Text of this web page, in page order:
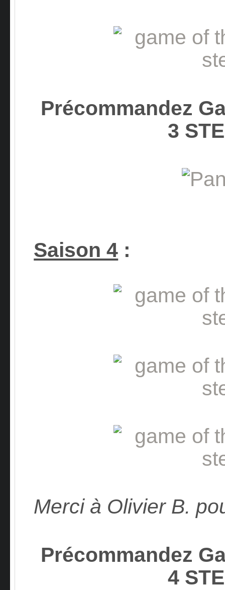
Précommandez
3
Saison 4 :
Merci à Olivier B.
Précommandez
4